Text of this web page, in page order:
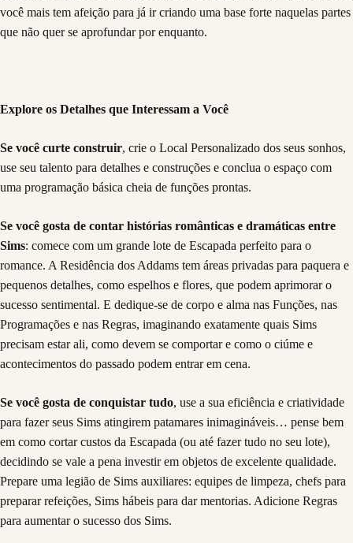
você mais tem afeição para já ir criando uma base forte naquelas partes
que não quer se aprofundar por enquanto.
Explore os Detalhes que Interessam a Você
Se você curte construir, crie o Local Personalizado dos seus sonhos,
use seu talento para detalhes e construções e conclua o espaço com
uma programação básica cheia de funções prontas.
Se você gosta de contar histórias românticas e dramáticas entre
Sims: comece com um grande lote de Escapada perfeito para o
romance. A Residência dos Addams tem áreas privadas para paquera e
pequenos detalhes, como espelhos e flores, que podem aprimorar o
sucesso sentimental. E dedique-se de corpo e alma nas Funções, nas
Programações e nas Regras, imaginando exatamente quais Sims
precisam estar ali, como devem se comportar e como o ciúme e
acontecimentos do passado podem entrar em cena.
Se você gosta de conquistar tudo, use a sua eficiência e criatividade
para fazer seus Sims atingirem patamares inimagináveis… pense bem
em como cortar custos da Escapada (ou até fazer tudo no seu lote),
decidindo se vale a pena investir em objetos de excelente qualidade.
Prepare uma legião de Sims auxiliares: equipes de limpeza, chefs para
preparar refeições, Sims hábeis para dar mentorias. Adicione Regras
para aumentar o sucesso dos Sims.